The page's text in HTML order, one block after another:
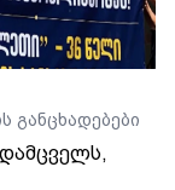
განცხადებები